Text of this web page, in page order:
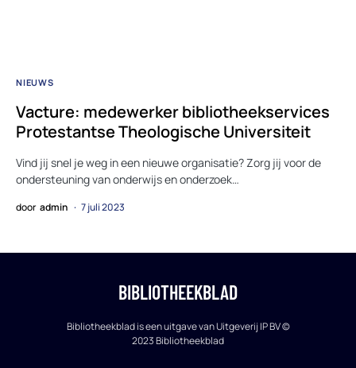
NIEUWS
Vacture: medewerker bibliotheekservices
Protestantse Theologische Universiteit
Vind jij snel je weg in een nieuwe organisatie? Zorg jij voor de
ondersteuning van onderwijs en onderzoek…
door admin 7 juli 2023
BIBLIOTHEEKBLAD
Bibliotheekblad is een uitgave van Uitgeverij IP BV ©
2023 Bibliotheekblad